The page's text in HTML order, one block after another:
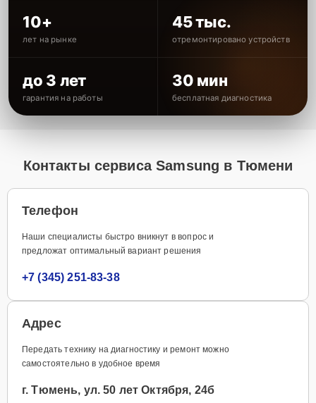
10+
лет на рынке
45 тыс.
отремонтировано устройств
до 3 лет
гарантия на работы
30 мин
бесплатная диагностика
Контакты сервиса Samsung в Тюмени
Телефон
Наши специалисты быстро вникнут в вопрос и
предложат оптимальный вариант решения
+7 (345) 251-83-38
Адрес
Передать технику на диагностику и ремонт можно
самостоятельно в удобное время
г. Тюмень, ул. 50 лет Октября, 24б